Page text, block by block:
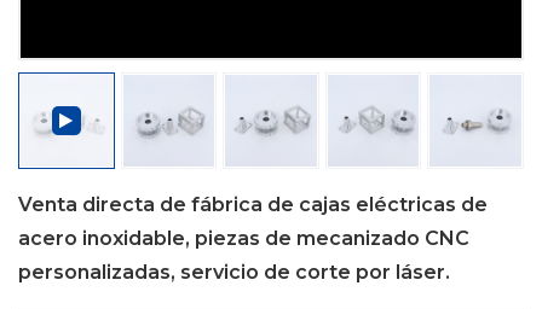
Venta directa de fábrica de cajas eléctricas de
acero inoxidable, piezas de mecanizado CNC
personalizadas, servicio de corte por láser.